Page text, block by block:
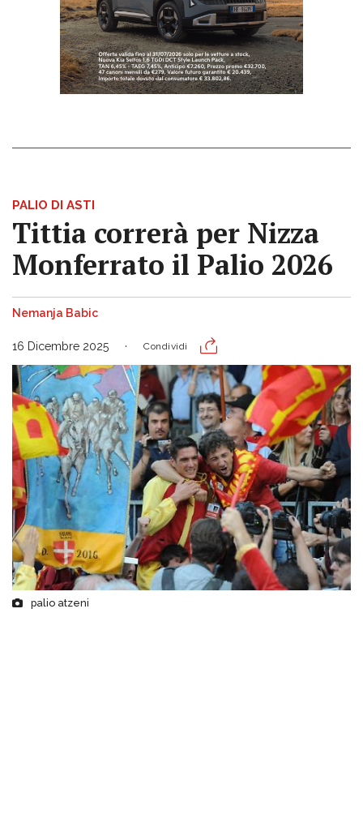
PALIO DI ASTI
Tittia correrà per Nizza
Monferrato il Palio 2026
Nemanja Babic
16 Dicembre 2025 Condividi
palio atzeni